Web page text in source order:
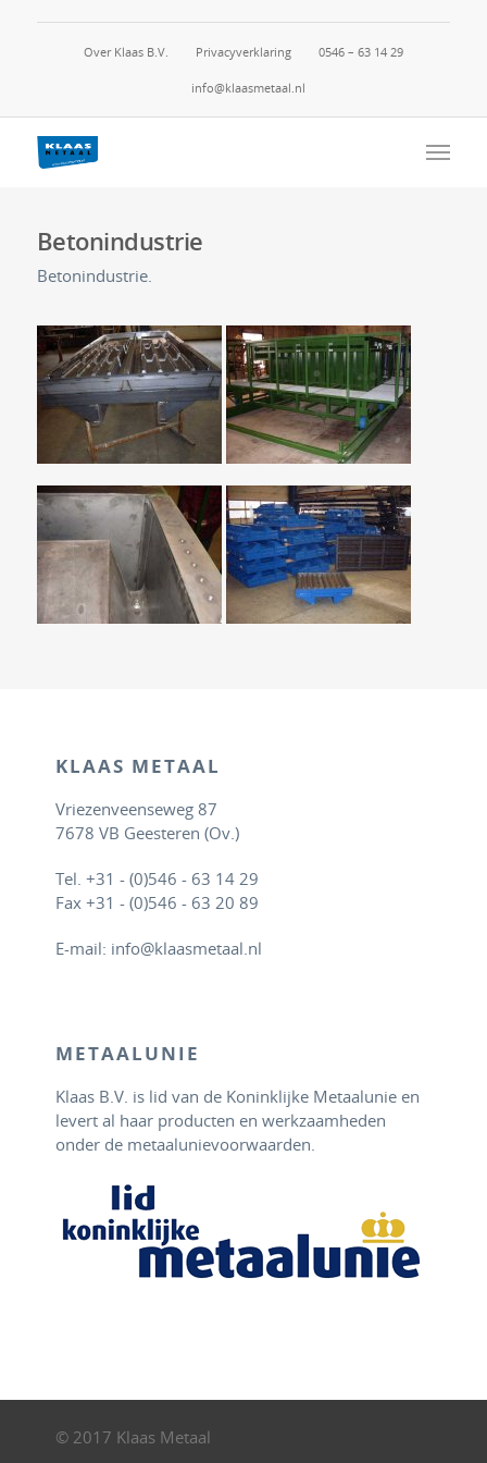
Over Klaas B.V. Privacyverklaring 0546 – 63 14 29
info@klaasmetaal.nl
Betonindustrie
Betonindustrie.
KLAAS METAAL
Vriezenveenseweg 87
7678 VB Geesteren (Ov.)
Tel. +31 - (0)546 - 63 14 29
Fax +31 - (0)546 - 63 20 89
E-mail: info@klaasmetaal.nl
METAALUNIE
Klaas B.V. is lid van de Koninklijke Metaalunie en
levert al haar producten en werkzaamheden
onder de metaalunievoorwaarden.
© 2017 Klaas Metaal